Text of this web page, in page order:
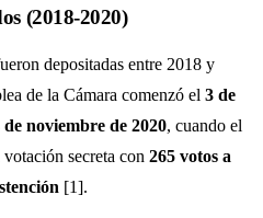
(2018-2020)
depositadas entre 2018 y
de la Cámara comenzó el 3 de
de noviembre de 2020, cuando el
secreta con 265 votos a
[1].